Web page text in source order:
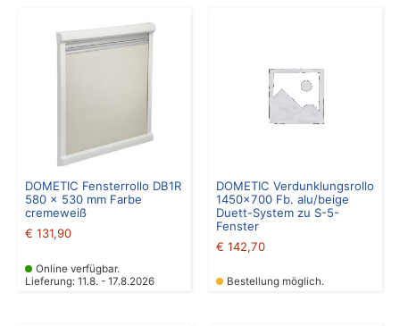
DOMETIC Fensterrollo DB1R
580 x 530 mm Farbe
cremeweiß
€ 131,90
Online verfügbar.
Lieferung: 11.8. - 17.8.2026
DOMETIC Verdunklungsrollo
1450×700 Fb. alu/beige
Duett-System zu S-5-
Fenster
€ 142,70
Bestellung möglich.